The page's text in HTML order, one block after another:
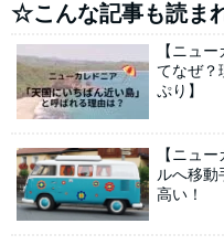
☆こんな記事も読ま
【ニュ
てなぜ？
ぷり】
【ニュ
ルへ移動
高い！